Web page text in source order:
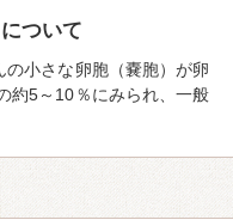
ついて
⼩さな卵胞（嚢胞）が卵
約5～10％にみられ、一般